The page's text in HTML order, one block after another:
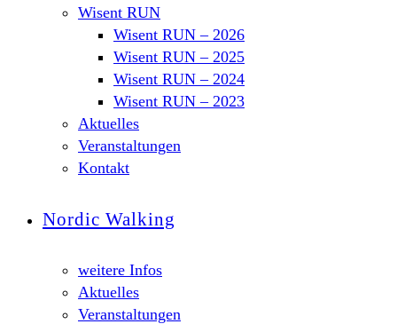
Wisent RUN
Wisent RUN – 2026
Wisent RUN – 2025
Wisent RUN – 2024
Wisent RUN – 2023
Aktuelles
Veranstaltungen
Kontakt
Nordic Walking
weitere Infos
Aktuelles
Veranstaltungen